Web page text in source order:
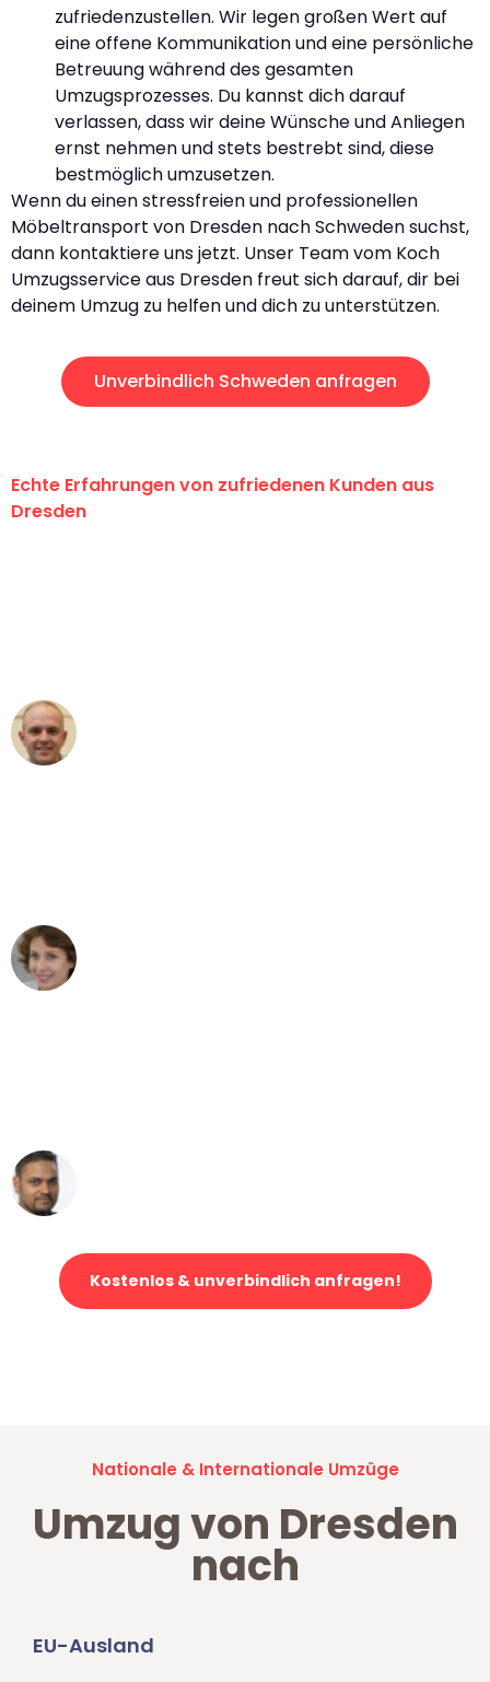
zufriedenzustellen. Wir legen großen Wert auf
eine offene Kommunikation und eine persönliche
Betreuung während des gesamten
Umzugsprozesses. Du kannst dich darauf
verlassen, dass wir deine Wünsche und Anliegen
ernst nehmen und stets bestrebt sind, diese
bestmöglich umzusetzen.
Wenn du einen stressfreien und professionellen
Möbeltransport von Dresden nach Schweden suchst,
dann kontaktiere uns jetzt. Unser Team vom Koch
Umzugsservice aus Dresden freut sich darauf, dir bei
deinem Umzug zu helfen und dich zu unterstützen.
Unverbindlich Schweden anfragen
Echte Erfahrungen von zufriedenen Kunden aus
Dresden
Kostenlos & unverbindlich anfragen!
Nationale & Internationale Umzüge
Umzug von Dresden
nach
EU-Ausland